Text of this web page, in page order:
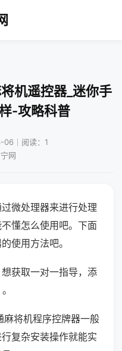
机遥控器_迷你手
-攻略科普
｜阅读：1
网
微处理器来进行处理
懂怎么使用吧。下面
使用方法吧。
获取一对一指导，添
麻将机程序控牌器一般
复杂安装操作就能实